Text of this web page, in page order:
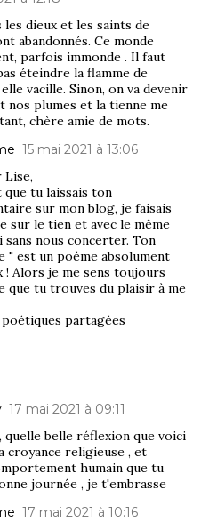
dieux et les saints de
abandonnés. Ce monde
parfois immonde . Il faut
éteindre la flamme de
vacille. Sinon, on va devenir
nos plumes et la tienne me
chère amie de mots.
15 mai 2021 à 13:06
Lise,
que tu laissais ton
sur mon blog, je faisais
sur le tien et avec le même
sans nous concerter. Ton
" est un poéme absolument
! Alors je me sens toujours
que tu trouves du plaisir à me
partagées
17 mai 2021 à 09:11
quelle belle réflexion que voici
croyance religieuse , et
humain que tu
journée , je t'embrasse
17 mai 2021 à 10:16